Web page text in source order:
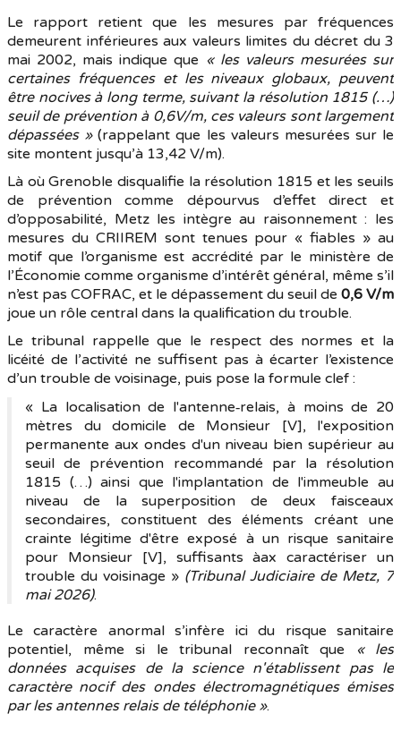
Le rapport retient que les mesures par fréquences
demeurent inférieures aux valeurs limites du décret du 3
mai 2002, mais indique que « les valeurs mesurées sur
certaines fréquences et les niveaux globaux, peuvent
être nocives à long terme, suivant la résolution 1815 (…)
seuil de prévention à 0,6V/m, ces valeurs sont largement
dépassées »(rappelant que les valeurs mesurées sur le
site montent jusqu’à 13,42 V/m).
Là où Grenoble disqualifie la résolution 1815 et les seuils
de prévention comme dépourvus d’effet direct et
d’opposabilité, Metz les intègre au raisonnement : les
mesures du CRIIREM sont tenues pour « fiables » au
motif que l’organisme est accrédité par le ministère de
l’Économie comme organisme d’intérêt général, même s’il
n’est pas COFRAC, et le dépassement du seuil de 0,6 V/m
joue un rôle central dans la qualification du trouble.
Le tribunal rappelle que le respect des normes et la
licéité de l’activité ne suffisent pas à écarter l’existence
d’un trouble de voisinage, puis pose la formule clef :
« La localisation de l'antenne‑relais, à moins de 20
mètres du domicile de Monsieur [V], l'exposition
permanente aux ondes d'un niveau bien supérieur au
seuil de prévention recommandé par la résolution
1815 (…) ainsi que l'implantation de l'immeuble au
niveau de la superposition de deux faisceaux
secondaires, constituent des éléments créant une
crainte légitime d'être exposé à un risque sanitaire
pour Monsieur [V], suffisants àax caractériser un
trouble du voisinage » (Tribunal Judiciaire de Metz, 7
mai 2026).
Le caractère anormal s’infère ici du risque sanitaire
potentiel, même si le tribunal reconnaît que
« les
données acquises de la science n'établissent pas le
caractère nocif des ondes électromagnétiques émises
par les antennes relais de téléphonie ».